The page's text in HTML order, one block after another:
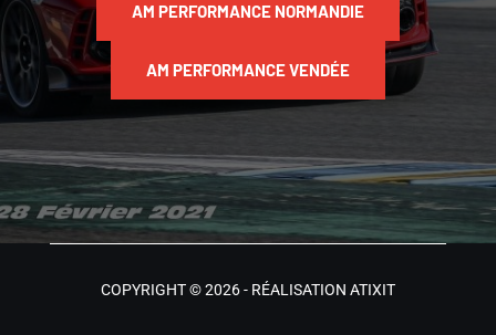
AM PERFORMANCE NORMANDIE
AM PERFORMANCE VENDÉE
COPYRIGHT © 2026 - RÉALISATION ATIXIT